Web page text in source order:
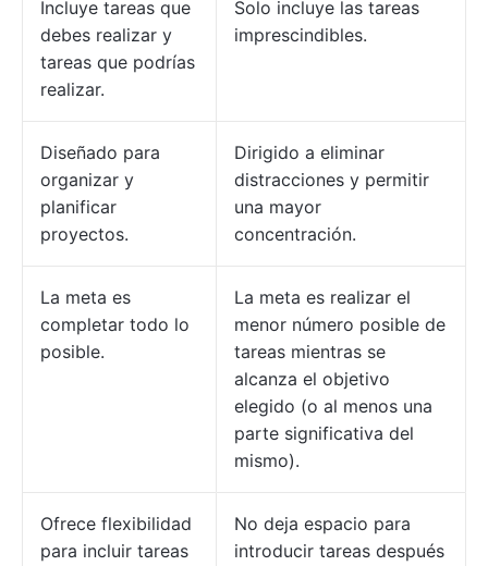
Incluye tareas que
debes realizar y
tareas que podrías
realizar.
Solo incluye las tareas
imprescindibles.
Diseñado para
organizar y
planificar
proyectos.
Dirigido a eliminar
distracciones y permitir
una mayor
concentración.
La meta es
completar todo lo
posible.
La meta es realizar el
menor número posible de
tareas mientras se
alcanza el objetivo
elegido (o al menos una
parte significativa del
mismo).
Ofrece flexibilidad
para incluir tareas
No deja espacio para
introducir tareas después